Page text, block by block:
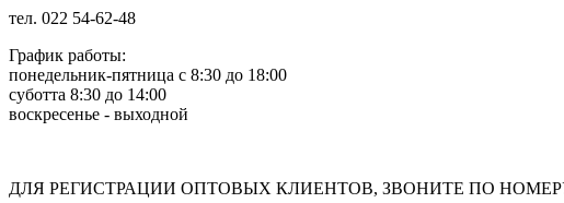
тел. 022 54-62-48
График работы:
понедельник-пятница с 8:30 до 18:00
суботта 8:30 до 14:00
воскресенье - выходной
ДЛЯ РЕГИСТРАЦИИ ОПТОВЫХ КЛИЕНТОВ, ЗВОНИТЕ ПО НОМЕРУ -